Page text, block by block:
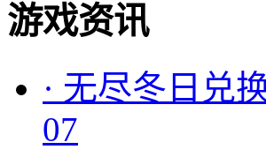
游戏资讯
· 无尽冬日兑
07